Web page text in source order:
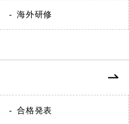
海外研修
合格発表